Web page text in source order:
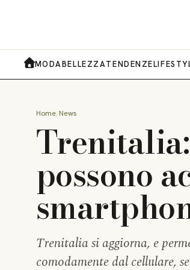
MODABELLEZZATENDENZE
Home News
possono
Trenitalia si aggiorna, e
comodamente dal cellulare,